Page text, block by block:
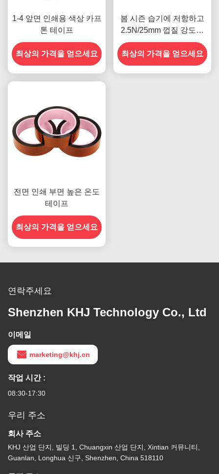
1-4 앞면 인쇄용 색상 카프
톤 테이프
최상의 가격을 얻으세요
봄 시즌 습기에 저항하고
2.5N/25mm 껍질 강도를
갖춘 이전 모델
최상의 가격을 얻으세요
전면 인쇄 부면 높은 온도
테이프
최상의 가격을 얻으세요
연락주세요
Shenzhen KHJ Technology Co., Ltd
이메일
marketing@khj.cn
작업 시간 :
08:30-17:30
우리 주소
회사 주소
KHJ 산업 단지, 빌딩 1, Chuangxin 산업 단지, Xintian 커뮤니티,
Guanlan, Longhua 신구, Shenzhen, China 518110